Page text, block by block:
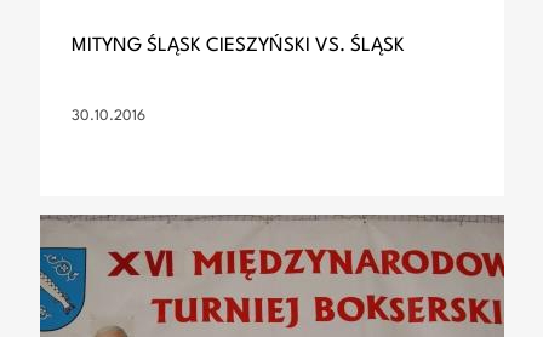
MITYNG ŚLĄSK CIESZYŃSKI VS. ŚLĄSK
30.10.2016